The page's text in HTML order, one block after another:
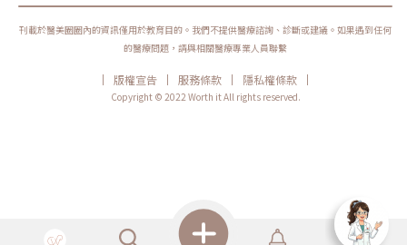
定線條，就代表結構已開始改變，應及早諮詢醫師規劃治療策略。Q3：做
完會不會看起來很假？只要採取「少量、多點、分層」的填補原則，並搭配
緊緻型能量治療，頸部線條通常會呈現自然平順的狀態，而不是僵硬或不連
整體結構的做法。Q4：只打玻尿酸可以嗎？如果你的問題只是單純的凹陷
水平紋，少量玻尿酸確實能帶來明顯改善；但一旦合併皮膚鬆弛或彈性流
失，單純填補往往只能短期平整，維持度有限。這類情況下，醫師多半會建
期通常需 數週至 2～3 個月，屬於「一次處理結構、長期維持」型方案，與
非侵入療程的節奏完全不同。因此在評估時，除了問「要幾次」，更應該問
的是：你想要的是短期改善、漸進升級，還是一次處理結構問題的長期方
刊載於醫美圈圈內的資訊僅用於教育目的。我們不提供醫療諮詢、診斷或建議。如果遇到任何
的醫療問題，請與相關醫療專業人員聯繫
| 版權宣告 | 服務條款 | 隱私權條款
|
Copyright © 2022 Worth it All rights reserved.